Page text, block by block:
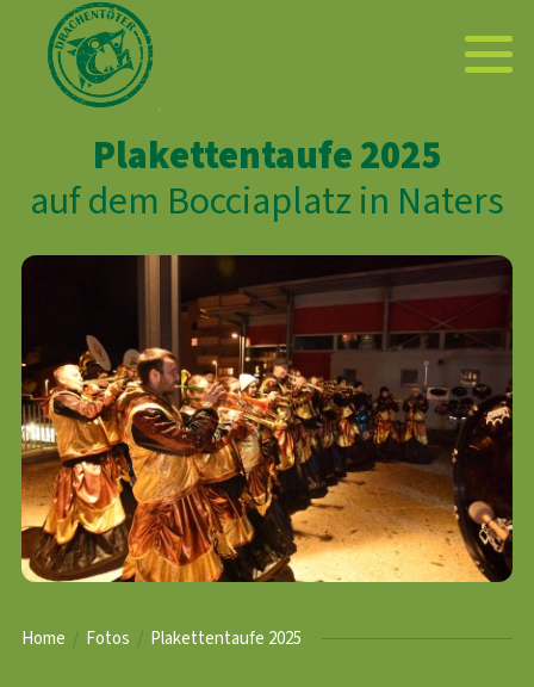
Plakettentaufe 2025
auf dem Bocciaplatz in Naters
Home Fotos Plakettentaufe 2025